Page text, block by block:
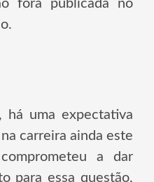
fora publicada no
há uma expectativa
carreira ainda este
a dar
para essa questão,